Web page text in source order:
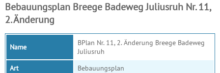
Bebauungsplan Breege Badeweg Juliusruh Nr. 11,
2. Änderung
Name
BPlan Nr. 11, 2. Änderung Breege Badeweg
Juliusruh
Art
Bebauungsplan